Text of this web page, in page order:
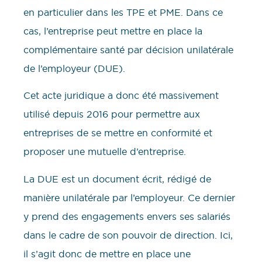
en particulier dans les TPE et PME. Dans ce
cas, l’entreprise peut mettre en place la
complémentaire santé par décision unilatérale
de l’employeur (DUE).
Cet acte juridique a donc été massivement
utilisé depuis 2016 pour permettre aux
entreprises de se mettre en conformité et
proposer une mutuelle d’entreprise.
La DUE est un document écrit, rédigé de
manière unilatérale par l’employeur. Ce dernier
y prend des engagements envers ses salariés
dans le cadre de son pouvoir de direction. Ici,
il s’agit donc de mettre en place une